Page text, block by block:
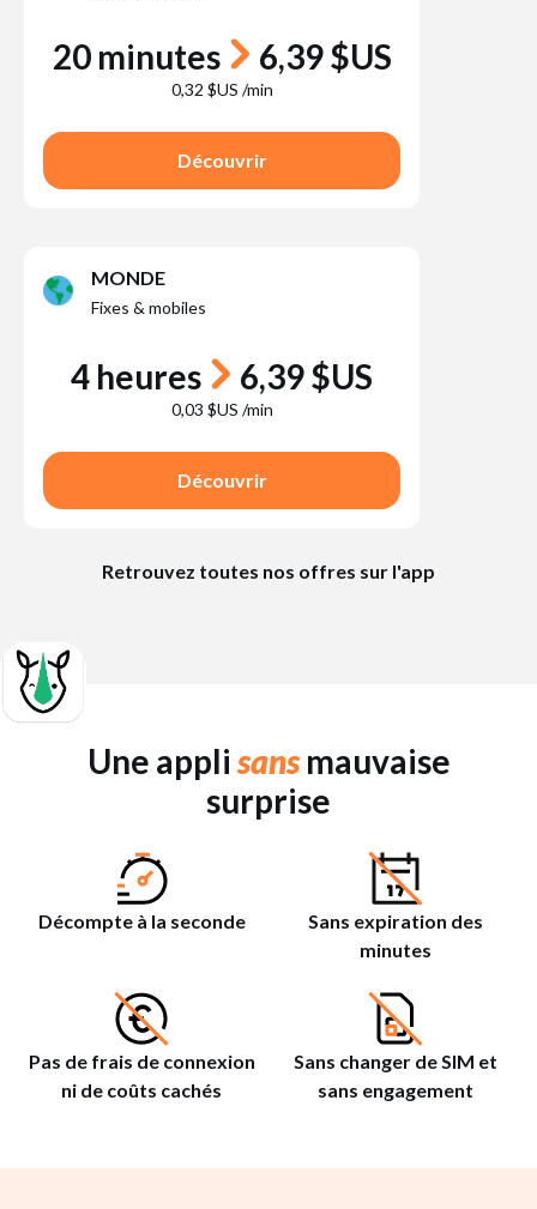
20 minutes 6,39 $US
0,32 $US /min
Découvrir
MONDE
Fixes & mobiles
4 heures 6,39 $US
0,03 $US /min
Découvrir
Retrouvez toutes nos offres sur l'app
Une appli sansmauvaise
surprise
Décompte à la seconde
Sans expiration des
minutes
Pas de frais de connexion
ni de coûts cachés
Sans changer de SIM et
sans engagement